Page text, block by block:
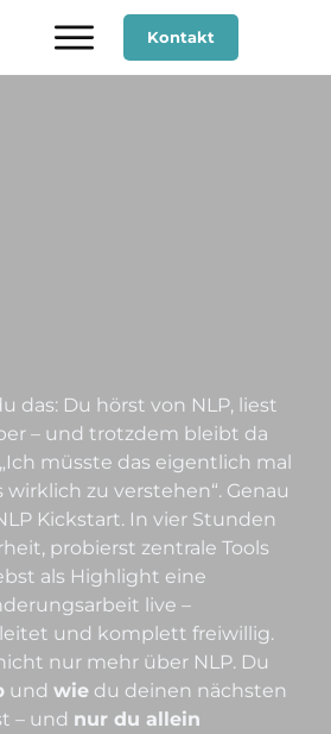
Kontakt
das: Du hörst von NLP, liest
– und trotzdem bleibt da
müsste das eigentlich mal
zu verstehen“. Genau
Kickstart. In vier Stunden
probierst zentrale Tools
als Highlight eine
live –
und komplett freiwillig.
nur mehr über NLP. Du
und wie du deinen nächsten
– und nur du allein